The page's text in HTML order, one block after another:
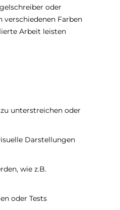
oder
Farben
Arbeit leisten
unterstreichen oder
Darstellungen
wie z.B.
oder Tests